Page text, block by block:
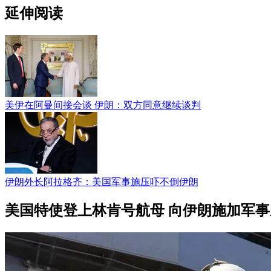
延伸阅读
美伊在阿曼间接会谈 伊朗：双方同意继续谈判
伊朗外长阿拉格齐：美国军事施压吓不倒伊朗
美国特使登上林肯号航母 向伊朗施加军